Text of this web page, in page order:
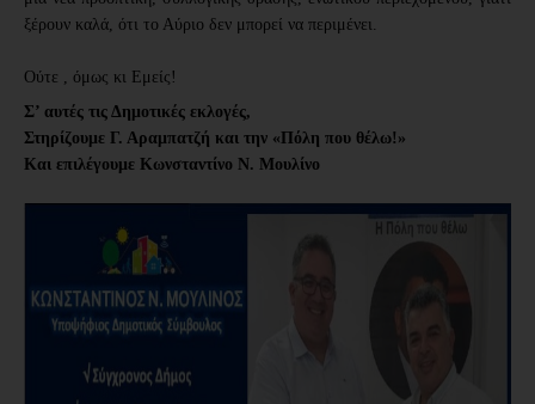
ξέρουν καλά, ότι το Αύριο δεν μπορεί να περιμένει.
Ούτε , όμως κι Εμείς!
Σ’ αυτές τις Δημοτικές εκλογές,
Στηρίζουμε Γ. Αραμπατζή και την «Πόλη που θέλω!»
Και επιλέγουμε Κωνσταντίνο Ν. Μουλίνο